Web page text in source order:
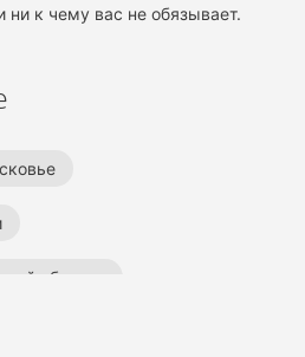
ни к чему вас не обязывает.
области